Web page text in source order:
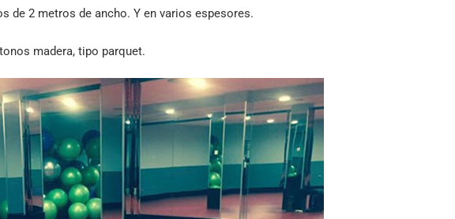
de 2 metros de ancho. Y en varios espesores.
madera, tipo parquet.